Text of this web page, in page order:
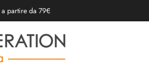
a partire da 79€